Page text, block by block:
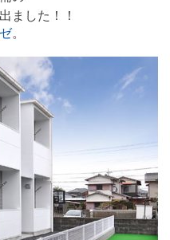
ました！！
。